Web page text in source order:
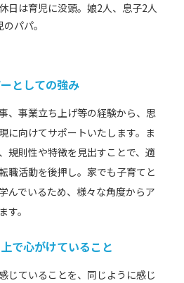
日は育児に没頭。娘2人、息子2人
パパ。
としての強み
、事業立ち上げ等の経験から、思
に向けてサポートいたします。ま
規則性や特徴を見出すことで、適
職活動を後押し。家でも子育てと
んでいるため、様々な角度からア
す。
で心がけていること
じていることを、同じように感じ